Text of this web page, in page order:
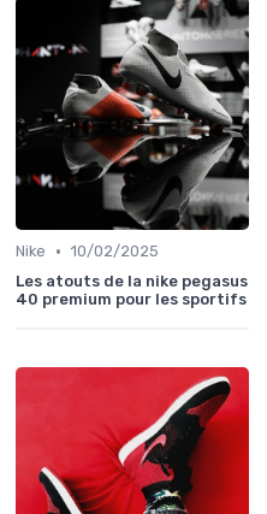
Nike • 10/02/2025
Les atouts de la nike pegasus
40 premium pour les sportifs